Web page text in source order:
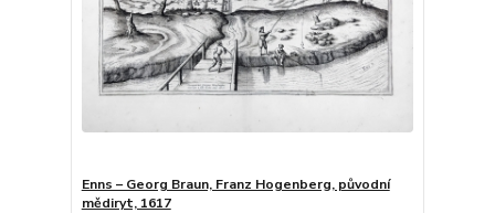
Enns – Georg Braun, Franz Hogenberg, původní
mědiryt, 1617